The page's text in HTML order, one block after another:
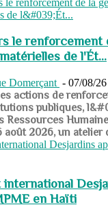
le renforcement
de l'Ét...
Domerçant - 07/08/26
actions de
publiques,
Ressources
août 2026, un atelier
en Haïti